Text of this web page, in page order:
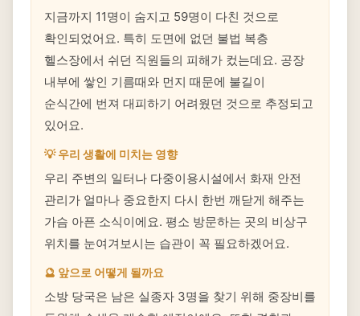
지금까지 11명이 숨지고 59명이 다친 것으로
확인되었어요. 특히 도면에 없던 불법 복층
헬스장에서 쉬던 직원들의 피해가 컸는데요. 공장
내부에 쌓인 기름때와 먼지 때문에 불길이
순식간에 번져 대피하기 어려웠던 것으로 추정되고
있어요.
💡 우리 생활에 미치는 영향
우리 주변의 일터나 다중이용시설에서 화재 안전
관리가 얼마나 중요한지 다시 한번 깨닫게 해주는
가슴 아픈 소식이에요. 평소 방문하는 곳의 비상구
위치를 눈여겨보시는 습관이 꼭 필요하겠어요.
🔮 앞으로 어떻게 될까요
소방 당국은 남은 실종자 3명을 찾기 위해 중장비를